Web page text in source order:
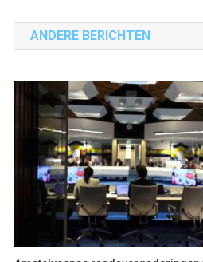
navigatie
ANDERE BERICHTEN